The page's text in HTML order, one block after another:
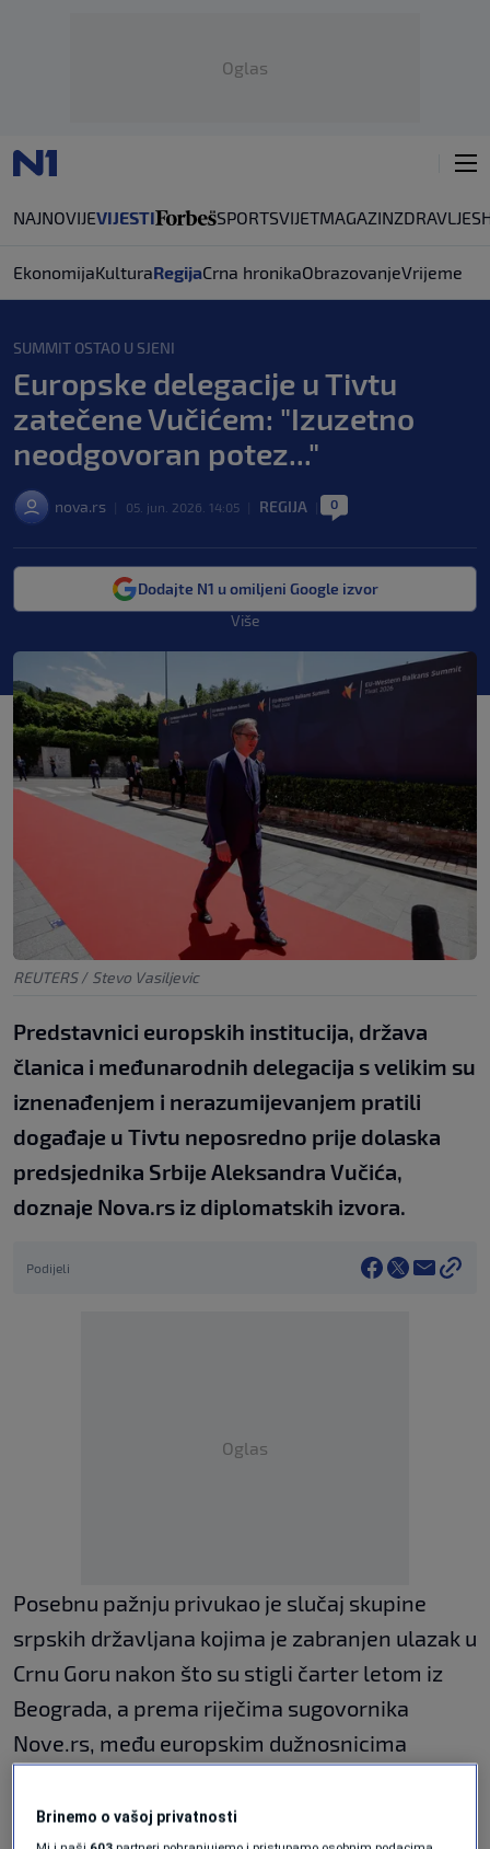
Oglas
NAJNOVIJEVIJESTI SPORTSVIJETMAGAZINZDRAVLJE
EkonomijaKulturaRegijaCrna hronikaObrazovanjeVrijeme
SUMMIT OSTAO U SJENI
Europske delegacije u Tivtu
zatečene Vučićem: "Izuzetno
neodgovoran potez..."
nova.rs 05. jun. 2026. 14:05 REGIJA 0
Dodajte N1 u omiljeni Google izvor
Više
REUTERS / Stevo Vasiljevic
Predstavnici europskih institucija, država
članica i međunarodnih delegacija s velikim su
iznenađenjem i nerazumijevanjem pratili
događaje u Tivtu neposredno prije dolaska
predsjednika Srbije Aleksandra Vučića,
doznaje Nova.rs iz diplomatskih izvora.
Podijeli
Oglas
Posebnu pažnju privukao je slučaj skupine
srpskih državljana kojima je zabranjen ulazak u
Crnu Goru nakon što su stigli čarter letom iz
Beograda, a prema riječima sugovornika
Nove.rs, među europskim dužnosnicima
da se radi o skupini ljudi čiji dolazak nije
Brinemo o vašoj privatnosti